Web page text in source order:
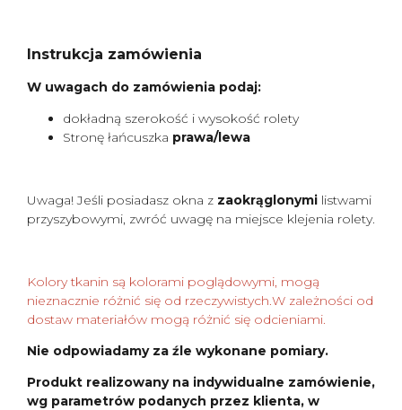
Instrukcja zamówienia
W uwagach do zamówienia podaj:
dokładną szerokość i wysokość rolety
Stronę łańcuszka prawa/lewa
Uwaga! Jeśli posiadasz okna z zaokrąglonymi listwami
przyszybowymi, zwróć uwagę na miejsce klejenia rolety.
Kolory tkanin są kolorami poglądowymi, mogą
nieznacznie różnić się od rzeczywistych.W zależności od
dostaw materiałów mogą różnić się odcieniami.
Nie odpowiadamy za źle wykonane pomiary.
Produkt realizowany na indywidualne zamówienie,
wg parametrów podanych przez klienta, w